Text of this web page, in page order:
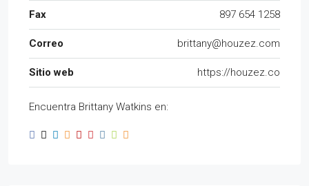
Fax 897 654 1258
Correo brittany@houzez.com
Sitio web https://houzez.co
Encuentra Brittany Watkins en: